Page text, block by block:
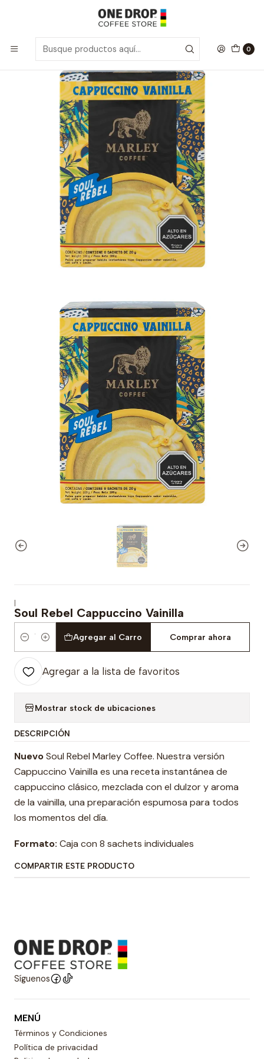
0
Marley Coffee Soul Rebel Cappuccino Vainilla
|
Soul Rebel Cappuccino Vainilla
Cantidad
Agregar al Carro Comprar ahora
Agregar a la lista de favoritos
Mostrar stock de ubicaciones
DESCRIPCIÓN
NuevoSoul Rebel Marley Coffee. Nuestra versión
Cappuccino Vainilla es una receta instantánea de
cappuccino clásico, mezclada con el dulzor y aroma
de la vainilla, una preparación espumosa para todos
los momentos del día.
Formato: Caja con 8 sachets individuales
COMPARTIR ESTE PRODUCTO
Síguenos
MENÚ
Términos y Condiciones
Política de privacidad